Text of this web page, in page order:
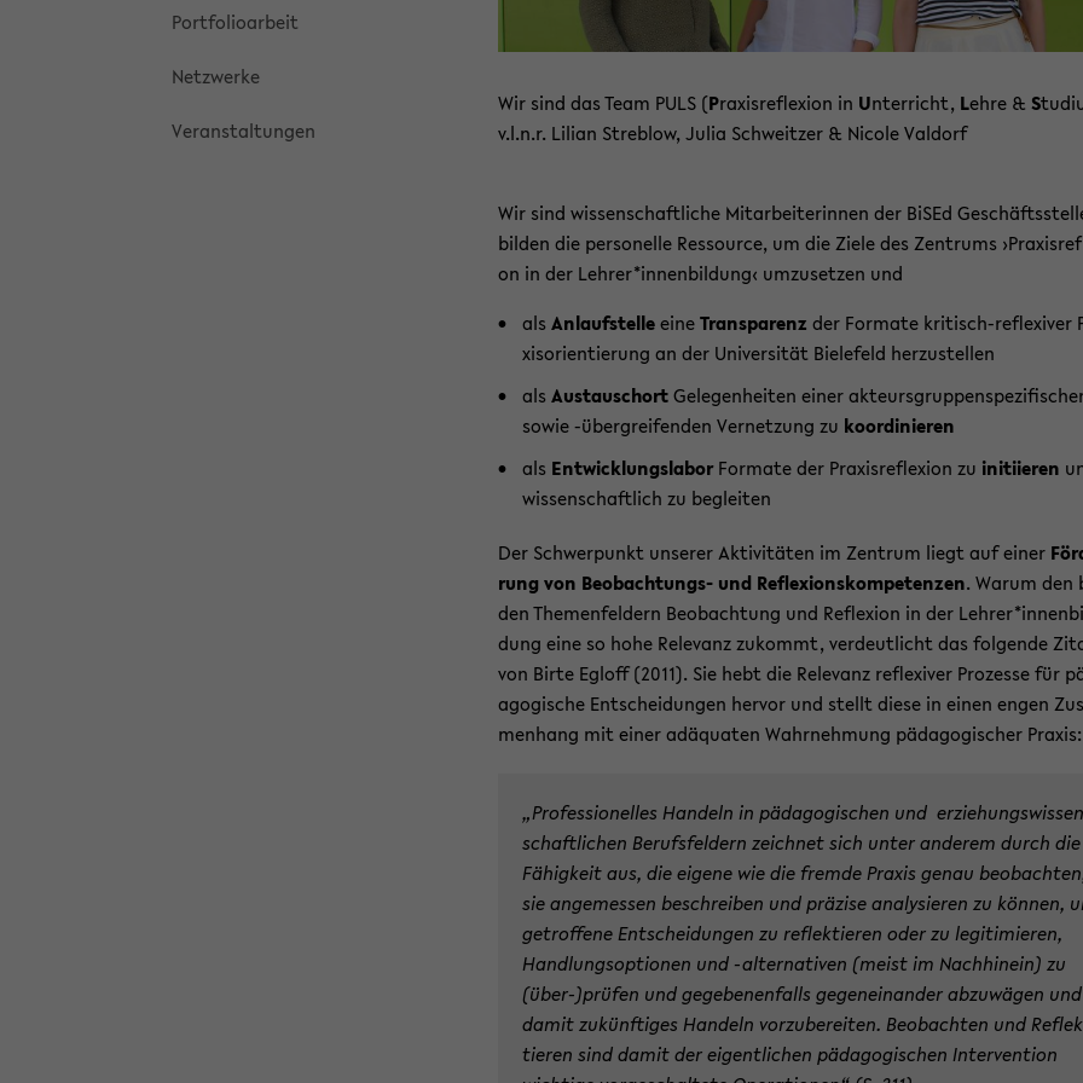
Port­fo­lio­ar­beit
Netz­wer­ke
Ver­an­stal­tun­gen
Wir sind das Team PULS (Pra­xis­re­fle­xi­on in Unter­richt, Lehre & S
v.l.n.r. Li­li­an Streb­low, Julia Schweit­zer & Ni­co­le Val­dorf
Wir sind wis­sen­schaft­li­che Mit­ar­bei­te­rin­nen der BiSEd
bil­den die per­so­nel­le Res­sour­ce, um die Ziele des Zen­trums
on in der Leh­rer*in­nen­bil­dung‹ um­zu­set­zen und
als An­lauf­stel­leeineTrans­pa­renz der For­ma­te kritisch-​reflexiver
xis­ori­en­tie­rung an der Uni­ver­si­tät Bie­le­feld her­zu­stel­len
als Aus­tau­schortGe­le­gen­hei­ten einer
sowie -​übergreifenden Ver­net­zung zu ko­or­di­nie­ren
als Ent­wick­lungs­la­borFor­ma­te der Pra­xis­re­fle­xi­on zu in­iti­ie­ren
wis­sen­schaft­lich zu be­glei­ten
Der Schwer­punkt un­se­rer Ak­ti­vi­tä­ten im Zen­trum liegt auf einer
rung von Beobachtungs-​ und Re­fle­xi­ons­kom­pe­ten­zen. Warum
den The­men­fel­dern Be­ob­ach­tung und Re­fle­xi­on in der
dung eine so hohe Re­le­vanz zu­kommt, ver­deut­licht das fol­gen­de
von Birte Eg­loff (2011). Sie hebt die Re­le­vanz re­fle­xi­ver Pro­zes­se für
ago­gi­sche Ent­schei­dun­gen her­vor und stellt diese in einen engen
men­hang mit einer ad­äqua­ten Wahr­neh­mung päd­ago­gi­scher
„Pro­fes­sio­nel­les Han­deln in päd­ago­gi­schen und
schaft­li­chen Be­rufs­fel­dern zeich­net sich unter an­de­rem durch die
Fä­hig­keit aus, die ei­ge­ne wie die frem­de Pra­xis genau
sie an­ge­mes­sen be­schrei­ben und prä­zi­se ana­ly­sie­ren zu kön­nen,
ge­trof­fe­ne Ent­schei­dun­gen zu re­flek­tie­ren oder zu le­gi­ti­mie­ren,
Hand­lungs­op­tio­nen und -​alternativen (meist im Nach­hin­ein) zu
(über-)prü­fen und ge­ge­be­nen­falls ge­gen­ein­an­der ab­zu­wä­gen und
damit zu­künf­ti­ges Han­deln vor­zu­be­rei­ten. Be­ob­ach­ten und
tie­ren sind damit der ei­gent­li­chen päd­ago­gi­schen In­ter­ven­ti­on